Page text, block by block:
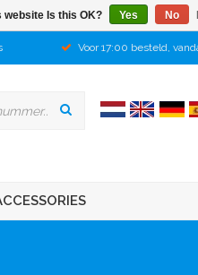
Voor 17:00 besteld,
Is this OK? Yes No